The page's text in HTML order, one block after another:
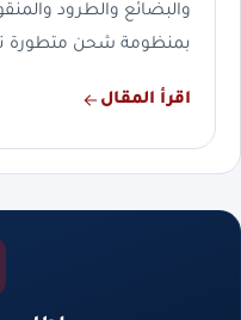
والبضائع والطرود
بمنظومة شحن متطورة
اقرأ المقال